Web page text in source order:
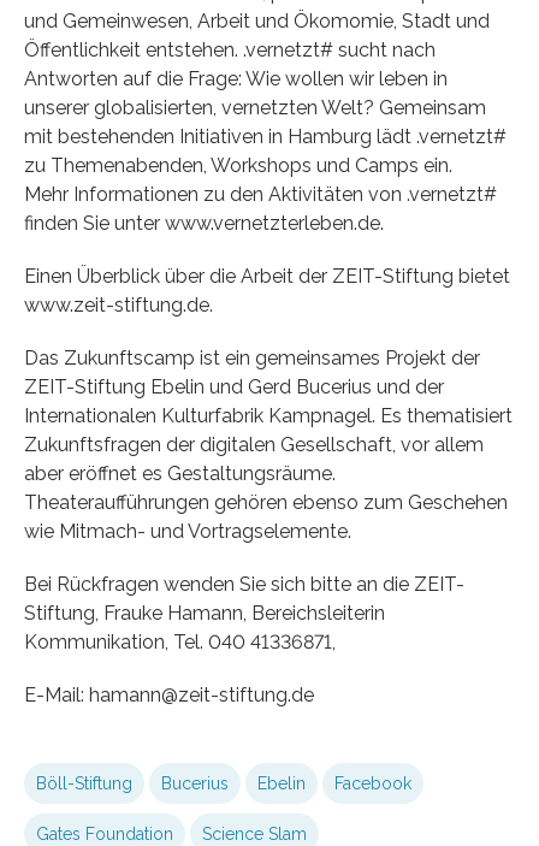
und Gemeinwesen, Arbeit und Ökomomie, Stadt und
Öffentlichkeit entstehen. .vernetzt# sucht nach
Antworten auf die Frage: Wie wollen wir leben in
unserer globalisierten, vernetzten Welt? Gemeinsam
mit bestehenden Initiativen in Hamburg lädt .vernetzt#
zu Themenabenden, Workshops und Camps ein.
Mehr Informationen zu den Aktivitäten von .vernetzt#
finden Sie unter www.vernetzterleben.de.
Einen Überblick über die Arbeit der ZEIT-Stiftung bietet
www.zeit-stiftung.de.
Das Zukunftscamp ist ein gemeinsames Projekt der
ZEIT-Stiftung Ebelin und Gerd Bucerius und der
Internationalen Kulturfabrik Kampnagel. Es thematisiert
Zukunftsfragen der digitalen Gesellschaft, vor allem
aber eröffnet es Gestaltungsräume.
Theateraufführungen gehören ebenso zum Geschehen
wie Mitmach- und Vortragselemente.
Bei Rückfragen wenden Sie sich bitte an die ZEIT-
Stiftung, Frauke Hamann, Bereichsleiterin
Kommunikation, Tel. 040 41336871,
E-Mail: hamann@zeit-stiftung.de
Böll-Stiftung Bucerius Ebelin Facebook
Gates Foundation Science Slam